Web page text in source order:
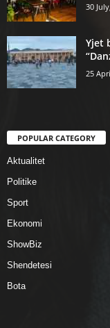
30
Yjet
25
POPULAR CATEGORY
Aktualitet
Politike
Sport
Ekonomi
ShowBiz
Shendetesi
Bota